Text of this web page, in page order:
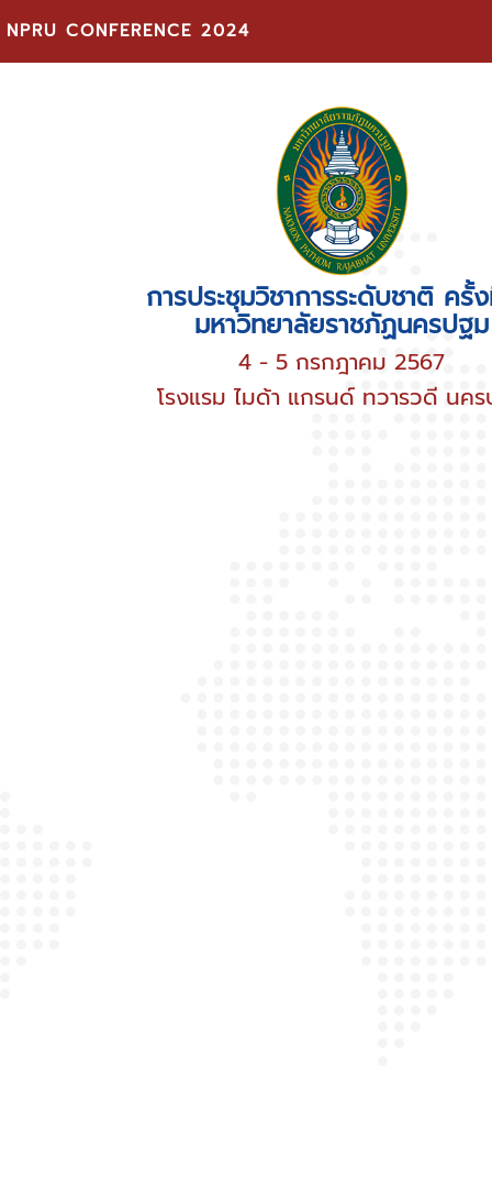
NPRU CONFERENCE 2024
การประชุมวิชาการระดับชาติ ครั้
มหาวิทยาลัยราชภัฏนครปฐม
4 - 5 กรกฎาคม 2567
โรงแรม ไมด้า แกรนด์ ทวารวดี นค